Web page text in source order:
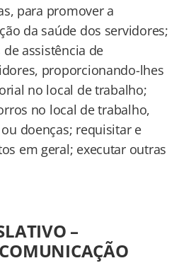
para promover a
da saúde dos servidores;
assistência de
proporcionando-lhes
no local de trabalho;
no local de trabalho,
doenças; requisitar e
em geral; executar outras
–